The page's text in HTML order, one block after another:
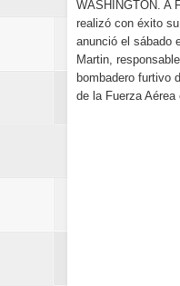
WASHINGTON. A
realizó con éxito
anunció el sábado
Martin,
bombadero furtivo
de la Fuerza Aérea